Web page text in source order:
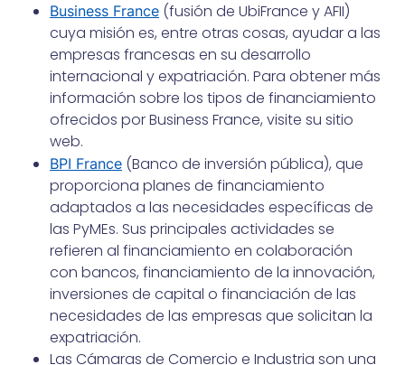
Business France (fusión de UbiFrance y AFII)
cuya misión es, entre otras cosas, ayudar a las
empresas francesas en su desarrollo
internacional y expatriación. Para obtener más
información sobre los tipos de financiamiento
ofrecidos por Business France, visite su sitio
web.
BPI France (Banco de inversión pública), que
proporciona planes de financiamiento
adaptados a las necesidades específicas de
las PyMEs. Sus principales actividades se
refieren al financiamiento en colaboración
con bancos, financiamiento de la innovación,
inversiones de capital o financiación de las
necesidades de las empresas que solicitan la
expatriación.
Las Cámaras de Comercio e Industria son una